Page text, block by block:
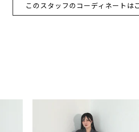
このスタッフのコーディネートは